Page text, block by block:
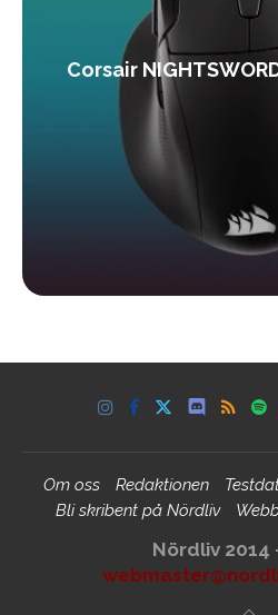
Corsair
Om oss Redaktionen
Bli skribent på Nördliv
Nördliv 2014